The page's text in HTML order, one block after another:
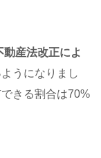
動産法改正によ
ようになりまし
きる割合は70%